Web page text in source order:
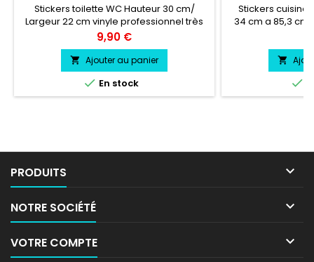
Stickers toilette WC Hauteur 30 cm/
Largeur 22 cm vinyle professionnel très
résistant résiste a l'eau, essence,
chaleur, froid.Duré de vie entre 3 et 5 ans
environs Pose facile livré directement sur
papier transfert.
Prix
9,90 €
 Ajouter au panier
 En stock
Stickers cuisine
34 cm a 85,3 cm
résiste a
froid.Durée


PRODUITS 
NOTRE SOCIÉTÉ 
VOTRE COMPTE 